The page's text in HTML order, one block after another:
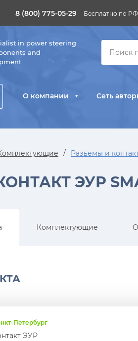
8 (800) 775-05-29 Бесплатно по РФ
in power steering
and
О компании Сеть
/ Разъемы и
ЭУР
Комплектующие
Петербург
ЭУР